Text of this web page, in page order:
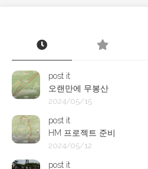
post it
오랜만에 무봉산
2024/05/15
post it
HM 프로젝트 준비
2024/05/12
post it